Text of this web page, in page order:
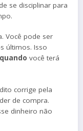
se disciplinar para
Você pode ser
últimos. Isso
você terá
corrige pela
de compra.
dinheiro não